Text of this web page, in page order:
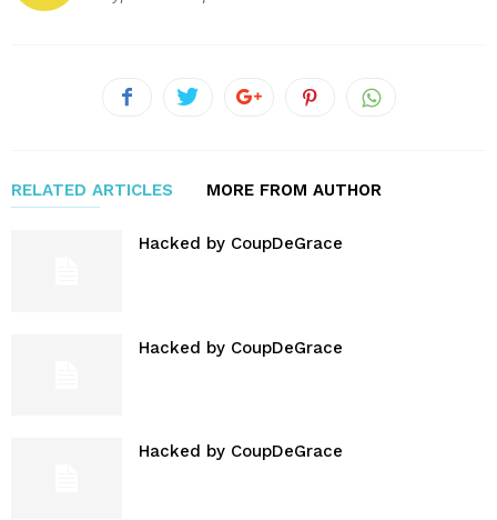
RELATED ARTICLES MORE FROM AUTHOR
Hacked by CoupDeGrace
Hacked by CoupDeGrace
Hacked by CoupDeGrace